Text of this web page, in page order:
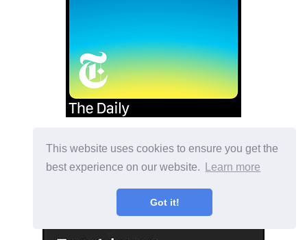
This website uses cookies to ensure you get the
best experience on our website.
Learn more
Got it!